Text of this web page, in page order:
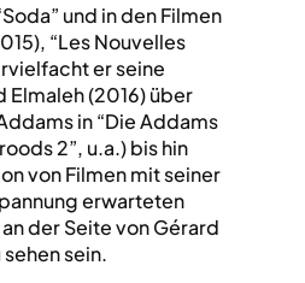
und in den Filmen
“Les Nouvelles
er seine
Elmaleh (2016) über
in “Die Addams
2”, u.a.) bis hin
von Filmen mit seiner
erwarteten
der Seite von Gérard
sein.